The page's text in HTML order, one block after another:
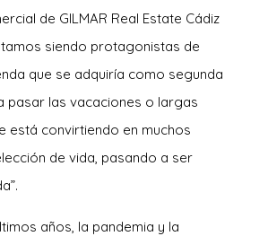
de GILMAR Real Estate Cádiz
siendo protagonistas de
que se adquiría como segunda
pasar las vacaciones o largas
está convirtiendo en muchos
de vida, pasando a ser
años, la pandemia y la